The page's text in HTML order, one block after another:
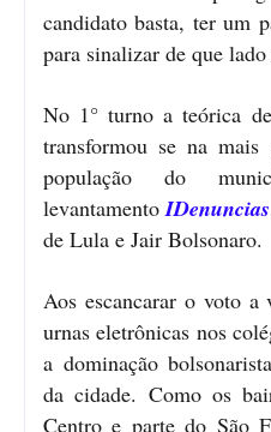
candidato basta, ter um
para sinalizar de que
No 1° turno a teórica
transformou se na
população do
levantamentoIDenuncias
de Lula e Jair Bolsonaro.
Aos escancarar o voto
urnas eletrônicas nos
a dominação
da cidade. Como os
Centro e parte do São